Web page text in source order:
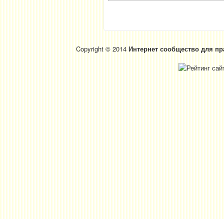
Copyright © 2014 Интернет сообщество для